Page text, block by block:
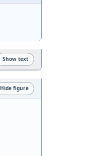
Show text
Hide figure